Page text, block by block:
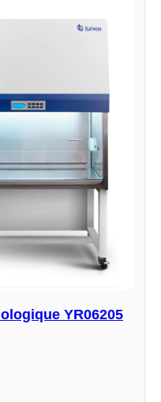
YR06205